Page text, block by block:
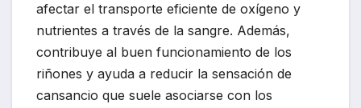
afectar el transporte eficiente de oxígeno y
nutrientes a través de la sangre. Además,
contribuye al buen funcionamiento de los
riñones y ayuda a reducir la sensación de
cansancio que suele asociarse con los